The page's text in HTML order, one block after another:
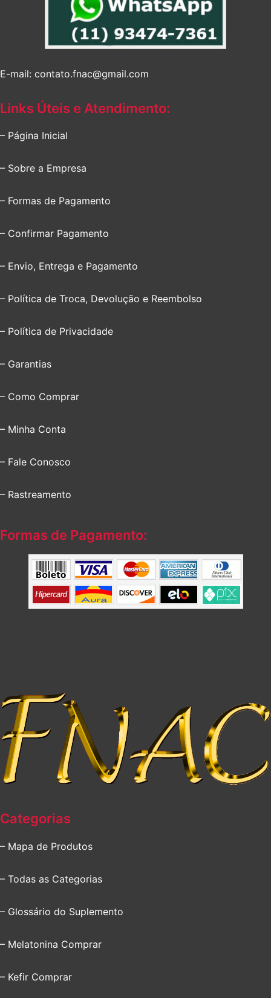
E-mail: contato.fnac@gmail.com
Links Úteis e Atendimento:
– Página Inicial
– Sobre a Empresa
– Formas de Pagamento
– Confirmar Pagamento
– Envio, Entrega e Pagamento
– Política de Troca, Devolução e Reembolso
– Política de Privacidade
– Garantias
– Como Comprar
– Minha Conta
– Fale Conosco
– Rastreamento
Formas de Pagamento:
Categorias
– Mapa de Produtos
– Todas as Categorias
– Glossário do Suplemento
– Melatonina Comprar
– Kefir Comprar